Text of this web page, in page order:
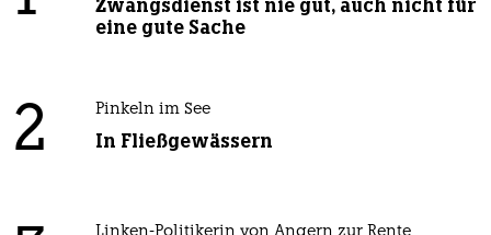
Zwangsdienst ist nie gut, auch nicht für
eine gute Sache
2 Pinkeln im See
In Fließgewässern